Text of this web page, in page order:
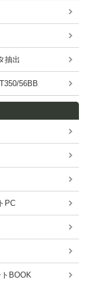
抽出
56BB
PC
BOOK